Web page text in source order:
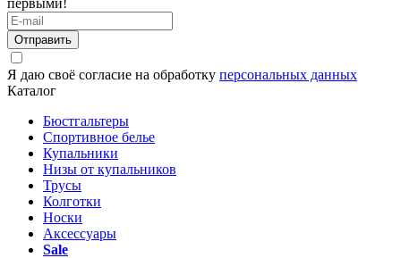
Отправить
Я даю своё согласие на обработку персональных данных
Каталог
Бюстгальтеры
Спортивное белье
Купальники
Низы от купальников
Трусы
Колготки
Носки
Аксессуары
Sale